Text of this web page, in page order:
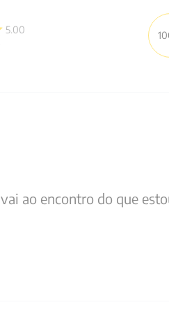
5.00
ao encontro do que